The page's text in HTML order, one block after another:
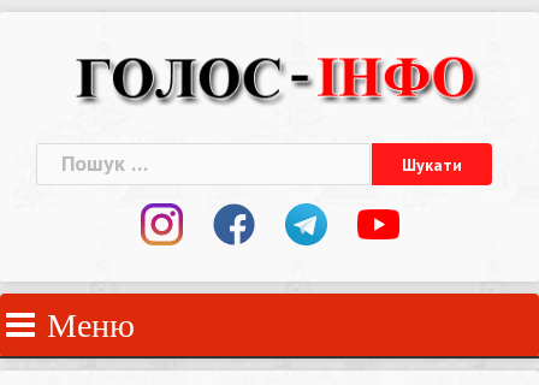
Пошук:
Меню